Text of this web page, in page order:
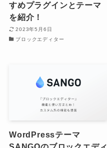
すめプラグインとテーマ
を紹介！
2023年5月6日
ブロックエディター
WordPressテーマ